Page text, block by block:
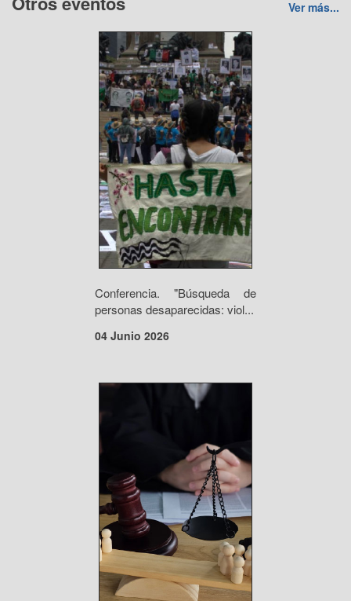
Ver más...
Conferencia. "Búsqueda de
personas desaparecidas: viol...
04 Junio 2026